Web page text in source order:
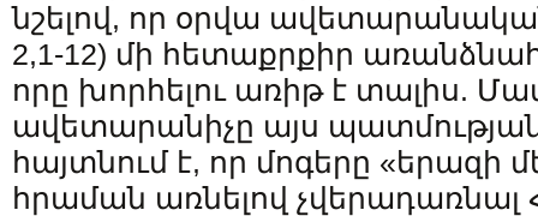
նշելով, որ օրվա
2,1-12) մի հետաքրքիր
որը խորհելու առիթ է տալիս.
ավետարանիչը այս
հայտնում է, որ մոգերը «երազի
հրաման առնելով չվերադառնալ